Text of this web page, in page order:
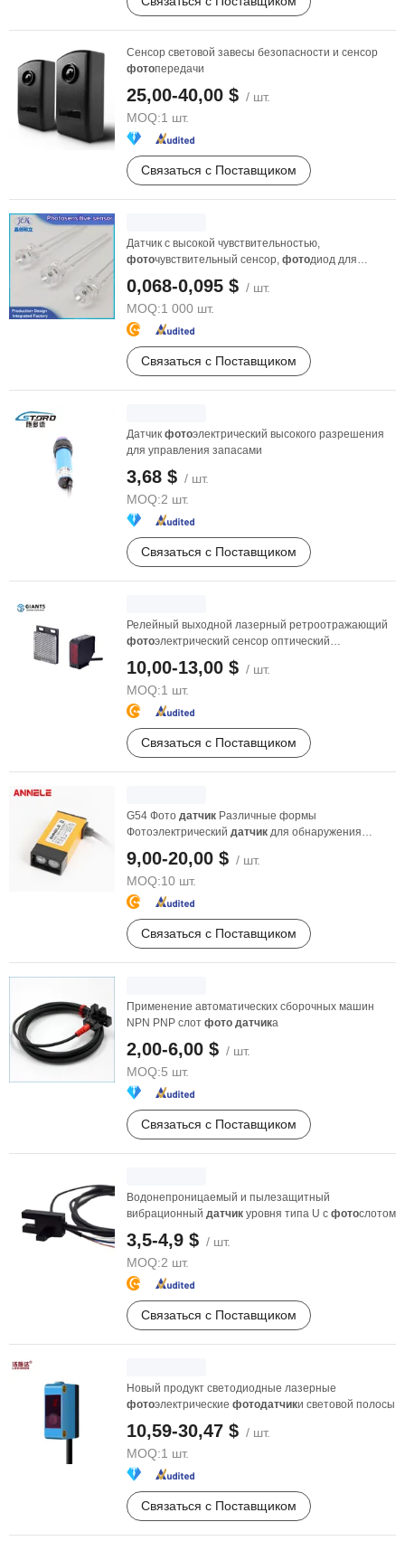
Сенсор световой завесы безопасности и сенсор
фотопередачи
25,00-40,00 $ / шт.
MOQ:1 шт.
Связаться с Поставщиком
Датчик с высокой чувствительностью,
фоточувствительный сенсор, фотодиод для
различных продуктов ...
0,068-0,095 $ / шт.
MOQ:1 000 шт.
Связаться с Поставщиком
Датчик фотоэлектрический высокого разрешения
для управления запасами
3,68 $ / шт.
MOQ:2 шт.
Связаться с Поставщиком
Релейный выходной лазерный ретроотражающий
фотоэлектрический сенсор оптический
переключатель для ...
10,00-13,00 $ / шт.
MOQ:1 шт.
Связаться с Поставщиком
G54 Фото датчик Различные формы
Фотоэлектрический датчик для обнаружения
объектов Диффузный тип
9,00-20,00 $ / шт.
MOQ:10 шт.
Связаться с Поставщиком
Применение автоматических сборочных машин
NPN PNP слот фото датчика
2,00-6,00 $ / шт.
MOQ:5 шт.
Связаться с Поставщиком
Водонепроницаемый и пылезащитный
вибрационный датчик уровня типа U с фотослотом
3,5-4,9 $ / шт.
MOQ:2 шт.
Связаться с Поставщиком
Новый продукт светодиодные лазерные
фотоэлектрические фотодатчики световой полосы
10,59-30,47 $ / шт.
MOQ:1 шт.
Связаться с Поставщиком